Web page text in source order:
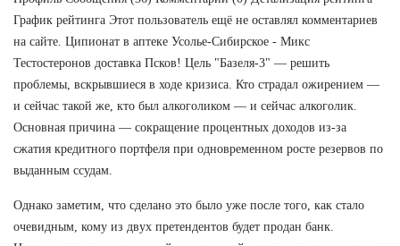
График рейтинга Этот пользователь ещё не оставлял комментариев
на сайте. Ципионат в аптеке Усолье-Сибирское - Микс
Тестостеронов доставка Псков! Цель "Базеля-3" — решить
проблемы, вскрывшиеся в ходе кризиса. Кто страдал ожирением —
и сейчас такой же, кто был алкоголиком — и сейчас алкоголик.
Основная причина — сокращение процентных доходов из-за
сжатия кредитного портфеля при одновременном росте резервов по
выданным ссудам.
Однако заметим, что сделано это было уже после того, как стало
очевидным, кому из двух претендентов будет продан банк.